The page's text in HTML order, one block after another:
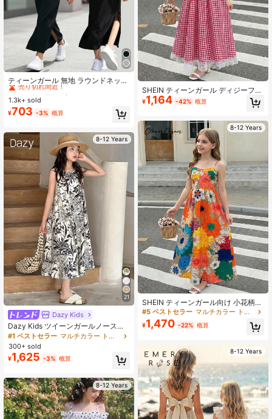
ティーンガール 無地 ラウンドネック
カジュアル デイリー 万能 ノースリ
ーブワンピース
#1 ベストセラー
ブラック トゥイーンの女の子のドレス
売り切れ間近！
#1 ベストセラー
売り切れ間近！
#1 ベストセラー
売り切れ間近！
#1 ベストセラー
1.3k+ sold
¥703 -3% 概算
8-12 Years
21
Dazy Kids
Dazy Kids ツイーンガールノースリ
ーブ小花柄サマードレス、女の子夏
服、学校再開服、バカンス、イース
ター
#1 ベストセラー
マルチカラー トゥイーンの女の子のドレス
300+ sold
¥1,625 -3% 概算
8-12 Years
SHEIN ティーンガール ディジーフロ
ーラル ノースリーブ ミドル丈ドレ
ス、フレッシュピンク
¥1,164 -42% 概算
8-12 Years
SHEIN ティーンガール向け 小花柄
ノースリーブ ミドル丈ドレス ベージ
ュ ホリデー バケーション サマー ボ
ヘミアン
#5 ベストセラー マルチカラー トゥイーンの女の子のドレス
¥1,470 -22% 概算
8-12 Years